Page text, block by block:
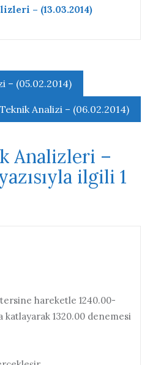
– (13.03.2014)
– (05.02.2014)
Analizi – (06.02.2014)
Analizleri –
ilgili 1
hareketle 1240.00-
katlayarak 1320.00 denemesi